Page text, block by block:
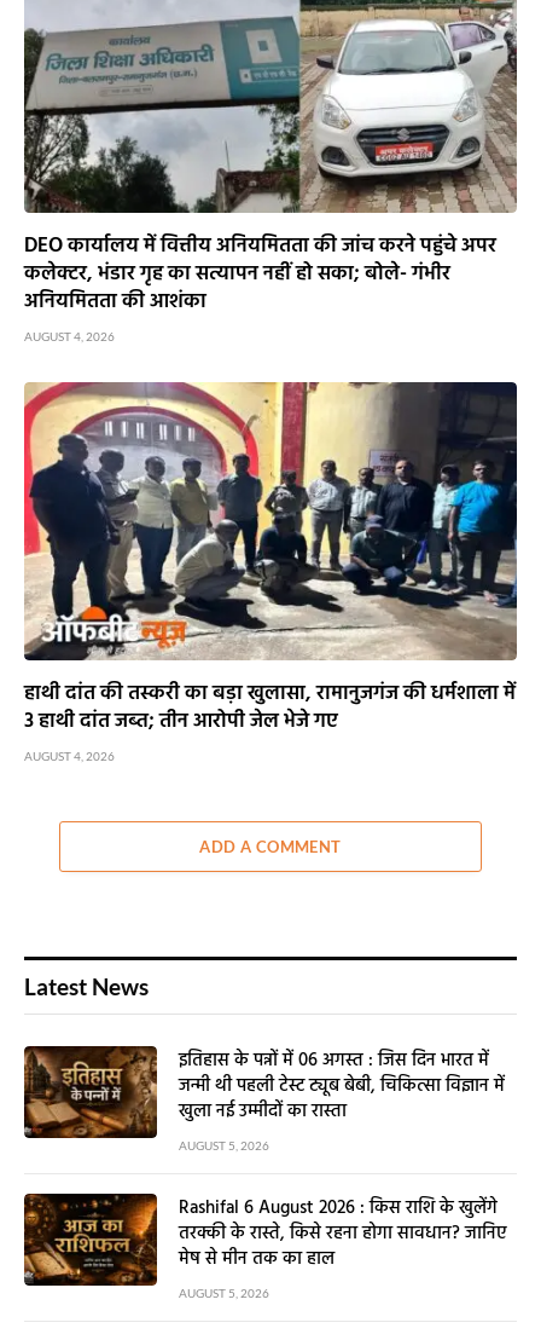
DEO कार्यालय में वित्तीय अनियमितता की जांच करने पहुंचे अपर
कलेक्टर, भंडार गृह का सत्यापन नहीं हो सका; बोले- गंभीर
अनियमितता की आशंका
AUGUST 4, 2026
हाथी दांत की तस्करी का बड़ा खुलासा, रामानुजगंज की धर्मशाला में
3 हाथी दांत जब्त; तीन आरोपी जेल भेजे गए
AUGUST 4, 2026
ADD A COMMENT
Latest News
इतिहास के पन्नों में 06 अगस्त : जिस दिन भारत में
जन्मी थी पहली टेस्ट ट्यूब बेबी, चिकित्सा विज्ञान में
खुला नई उम्मीदों का रास्ता
AUGUST 5, 2026
Rashifal 6 August 2026 : किस राशि के खुलेंगे
तरक्की के रास्ते, किसे रहना होगा सावधान? जानिए
मेष से मीन तक का हाल
AUGUST 5, 2026